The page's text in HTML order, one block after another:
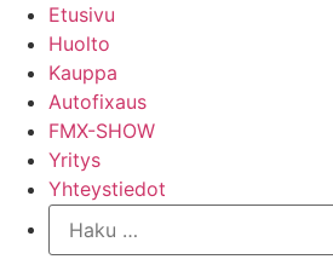
Etusivu
Huolto
Kauppa
Autofixaus
FMX-SHOW
Yritys
Yhteystiedot